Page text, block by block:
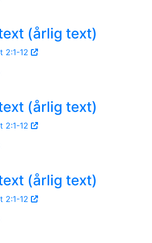
(årlig text)
2:1-12
(årlig text)
2:1-12
(årlig text)
2:1-12